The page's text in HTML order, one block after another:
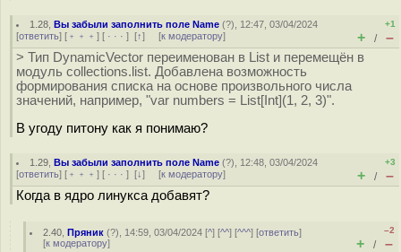
1.28 ,Вы забыли заполнить поле Name (?), 12:47, 03/04/2024
[ответить] [ ﹢﹢﹢ ] [ · · · ] [↑] [к модератору]
+1
+ / –
> Тип DynamicVector переименован в List и перемещён в
модуль collections.list. Добавлена возможность
формирования списка на основе произвольного числа
значений, например, "var numbers = List[Int](1, 2, 3)".
В угоду питону как я понимаю?
1.29 ,Вы забыли заполнить поле Name (?), 12:48, 03/04/2024
[ответить] [ ﹢﹢﹢ ] [ · · · ] [↓] [к модератору]
+3
+ / –
Когда в ядро линукса добавят?
2.40 ,Пряник (?), 14:59, 03/04/2024 [^] [^^] [^^^] [ответить]
[к модератору]
–2
+ / –